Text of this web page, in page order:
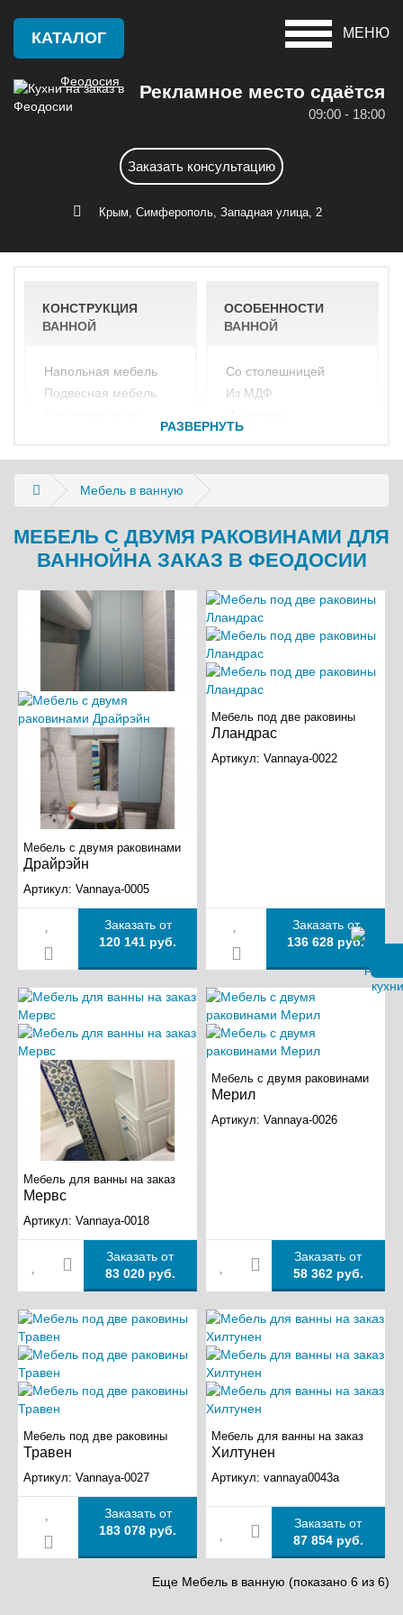
МЕНЮ
КАТАЛОГ
Рекламное место сдаётся
09:00 - 18:00
Заказать консультацию
Феодосия
Армянск
Б
Белогорск
Д
Джанкой
Евпатория
К
Керчь
Красноперекопск
Саки
Симферополь
Я
Ялта
Крым, Симферополь, Западная улица, 2
КОНСТРУКЦИЯ
ВАННОЙ
напольная мебель
подвесная мебель
две раковины
пенал в ванную
с зеркалом
ОСОБЕННОСТИ
ВАННОЙ
со столешницей
из МДФ
черная мебель
РАЗВЕРНУТЬ
Мебель в ванную
МЕБЕЛЬ С ДВУМЯ РАКОВИНАМИ ДЛЯ
ВАННОЙНА ЗАКАЗ В ФЕОДОСИИ
Мебель с двумя раковинами
Драйрэйн
Артикул: Vannaya-0005
Заказать от
120 141 руб.
Мебель под две раковины
Лландрас
Артикул: Vannaya-0022
Заказать от
136 628 руб.
Мебель для ванны на заказ
Мервс
Артикул: Vannaya-0018
Заказать от
83 020 руб.
Мебель с двумя раковинами
Мерил
Артикул: Vannaya-0026
Заказать от
58 362 руб.
Мебель под две раковины
Травен
Артикул: Vannaya-0027
Заказать от
183 078 руб.
Мебель для ванны на заказ
Хилтунен
Артикул: vannaya0043a
Заказать от
87 854 руб.
Еще Мебель в ванную (показано 6 из 6)